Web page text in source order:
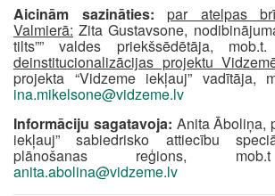
Aicinām sazināties:
par atelpas
Valmierā: Zita Gustavsone,
tilts”” valdes priekšsēdētāja,
deinstitucionalizācijas projektu
projekta “Vidzeme iekļauj” vadītāja,
ina.mikelsone@vidzeme.lv
Informāciju sagatavoja: Anita Āboliņa,
iekļauj” sabiedrisko attiecību
plānošanas reģions,
anita.abolina@vidzeme.lv